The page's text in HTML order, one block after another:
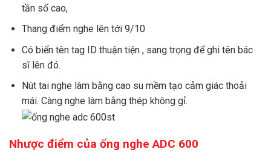
tần số cao,
Thang điểm nghe lên tới 9/10
Có biển tên tag ID thuận tiện , sang trọng để ghi tên bác
sĩ lên đó.
Nút tai nghe làm bằng cao su mềm tạo cảm giác thoải
mái. Càng nghe làm bằng thép không gỉ.
Nhược điểm của ống nghe ADC 600